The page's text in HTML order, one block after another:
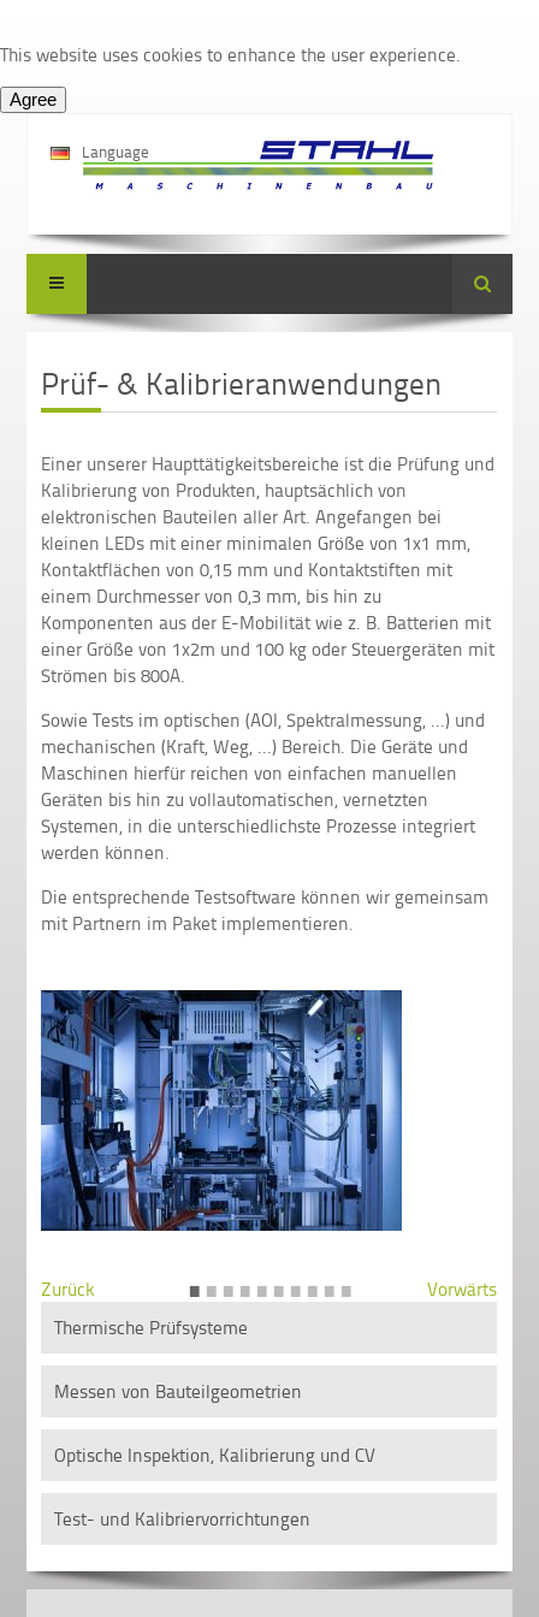
This website uses cookies to enhance the user experience.
Language
Suche
Prüf- & Kalibrieranwendungen
Einer unserer Haupttätigkeitsbereiche ist die Prüfung und
Kalibrierung von Produkten, hauptsächlich von
elektronischen Bauteilen aller Art. Angefangen bei
kleinen LEDs mit einer minimalen Größe von 1x1 mm,
Kontaktflächen von 0,15 mm und Kontaktstiften mit
einem Durchmesser von 0,3 mm, bis hin zu
Komponenten aus der E-Mobilität wie z. B. Batterien mit
einer Größe von 1x2m und 100 kg oder Steuergeräten mit
Strömen bis 800A.
Sowie Tests im optischen (AOI, Spektralmessung, ...) und
mechanischen (Kraft, Weg, ...) Bereich. Die Geräte und
Maschinen hierfür reichen von einfachen manuellen
Geräten bis hin zu vollautomatischen, vernetzten
Systemen, in die unterschiedlichste Prozesse integriert
werden können.
Die entsprechende Testsoftware können wir gemeinsam
mit Partnern im Paket implementieren.
Zurück ••••••••••
Vorwärts
Thermische Prüfsysteme
Messen von Bauteilgeometrien
Optische Inspektion, Kalibrierung und CV
Test- und Kalibriervorrichtungen